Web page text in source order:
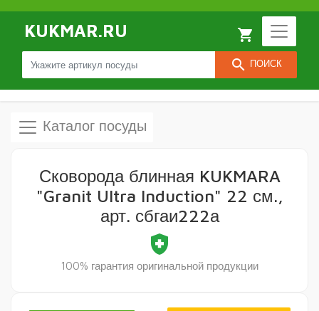
KUKMAR.RU
search ПОИСК
local_grocery_store
Каталог посуды
Сковорода блинная KUKMARA
"Granit Ultra Induction" 22 см.,
арт. сбгаи222а
health_and_safety
100% гарантия оригинальной продукции